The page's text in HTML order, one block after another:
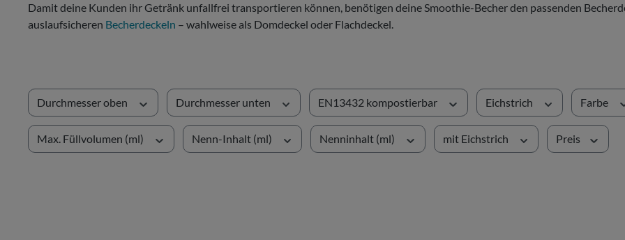
Damit deine Kunden ihr Getränk unfallfrei transportieren können, benötigen deine Smoothie-Becher den passenden
auslaufsicheren Becherdeckeln – wahlweise als Domdeckel oder Flachdeckel.
Durchmesser oben Durchmesser unten EN13432 kompostierbar Eichstrich Farbe
Max. Füllvolumen (ml) Nenn-Inhalt (ml) Nenninhalt (ml) mit Eichstrich Preis